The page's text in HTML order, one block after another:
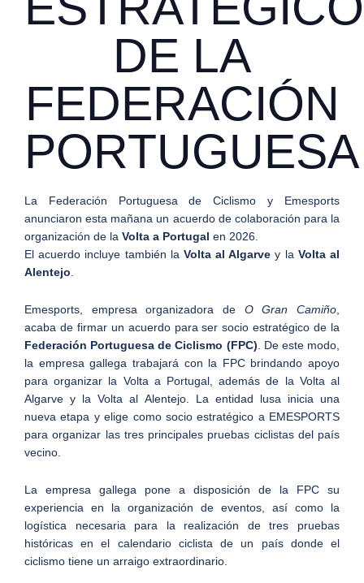
DE LA
FEDERACIÓN
PORTUGUESA
La Federación Portuguesa de Ciclismo y Emesports
anunciaron esta mañana un acuerdo de colaboración para la
organización de la Volta a Portugal en 2026.
El acuerdo incluye también la Volta al Algarve y la Volta al
Alentejo.
Emesports, empresa organizadora de O Gran Camiño
acaba de firmar un acuerdo para ser socio estratégico de la
Federación Portuguesa de Ciclismo (FPC) . De este modo,
la empresa gallega trabajará con la FPC brindando apoyo
para organizar la Volta a Portugal, además de la Volta al
Algarve y la Volta al Alentejo. La entidad lusa inicia una
nueva etapa y elige como socio estratégico a EMESPORTS
para organizar las tres principales pruebas ciclistas del país
vecino.
La empresa gallega pone a disposición de la FPC su
experiencia en la organización de eventos, así como la
logística necesaria para la realización de tres pruebas
históricas en el calendario ciclista de un país donde el
ciclismo tiene un arraigo extraordinario.